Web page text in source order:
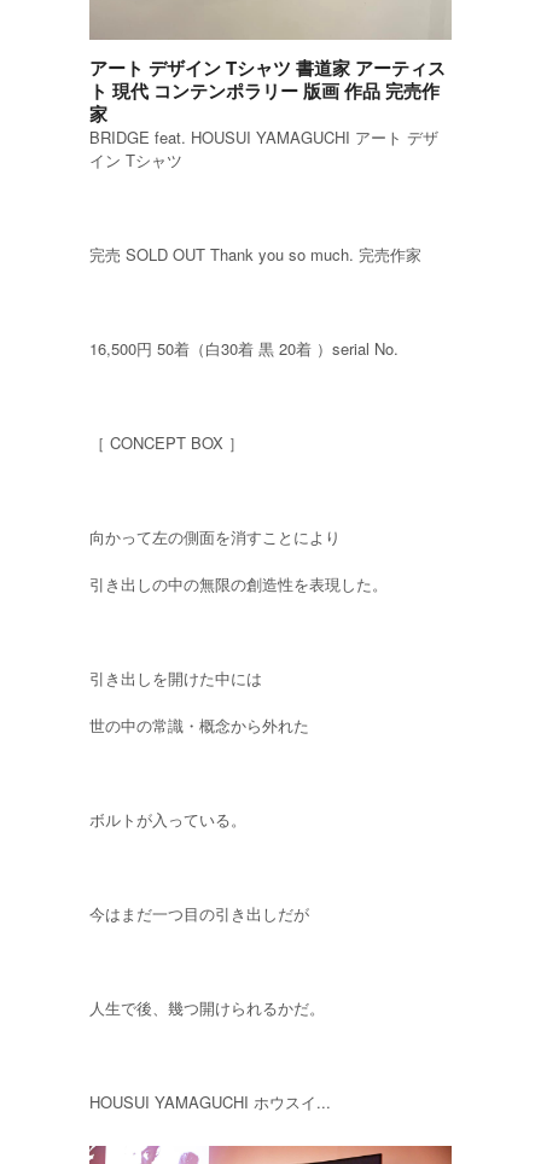
アート デザイン Tシャツ 書道家 アーティス
ト 現代 コンテンポラリー 版画 作品 完売作
家
BRIDGE feat. HOUSUI YAMAGUCHI アート デザ
イン Tシャツ
完売 SOLD OUT Thank you so much. 完売作家
16,500円 50着（白30着 黒 20着 ）serial No.
［ CONCEPT BOX ］
向かって左の側面を消すことにより
引き出しの中の無限の創造性を表現した。
引き出しを開けた中には
世の中の常識・概念から外れた
ボルトが入っている。
今はまだ一つ目の引き出しだが
人生で後、幾つ開けられるかだ。
HOUSUI YAMAGUCHI ホウスイ...